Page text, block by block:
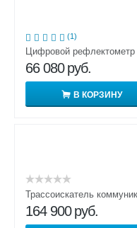
(1)
Цифровой рефлектометр
66 080 руб.
В КОРЗИНУ
Трассоискатель
164 900 руб.